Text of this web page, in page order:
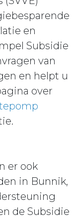
en
Subsidie
van
en helpt u
over
er ook
in Bunnik,
de Subsidie